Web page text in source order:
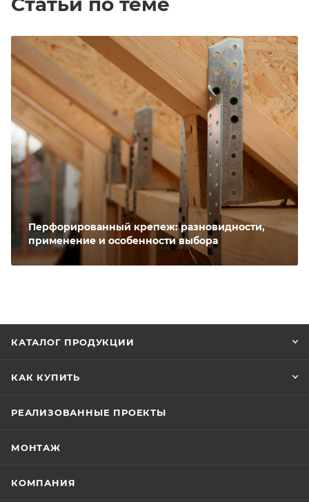
Перфорированный крепеж: разновидности,
применение и особенности выбора
КАТАЛОГ ПРОДУКЦИИ
КАК КУПИТЬ
РЕАЛИЗОВАННЫЕ ПРОЕКТЫ
МОНТАЖ
КОМПАНИЯ